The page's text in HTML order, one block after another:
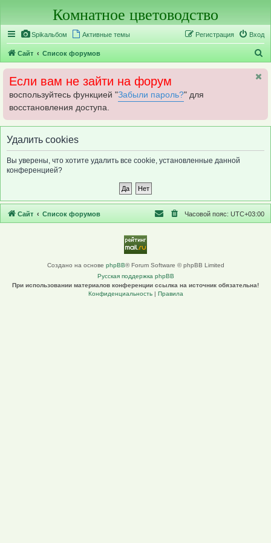
Комнатное цветоводство
Spikальбом Активные темы Вход
Регистрация
Сайт Список форумов
о
Если вам не зайти на форум
воспользуйтесь функцией "Забыли пароль?" для
восстановления доступа.
Удалить cookies
Вы уверены, что хотите удалить все cookie, установленные данной
конференцией?
Сайт Список форумов Часовой пояс: UTC+03:00
Создано на основе phpBB® Forum Software © phpBB Limited
Русская поддержка phpBB
При использовании материалов конференции ссылка на источник обязательна!
Конфиденциальность| Правила